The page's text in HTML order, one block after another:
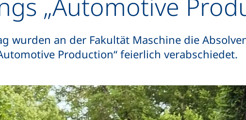
„Automotive
wurden an der Fakultät Maschine die
Production“ feierlich verabschiedet.